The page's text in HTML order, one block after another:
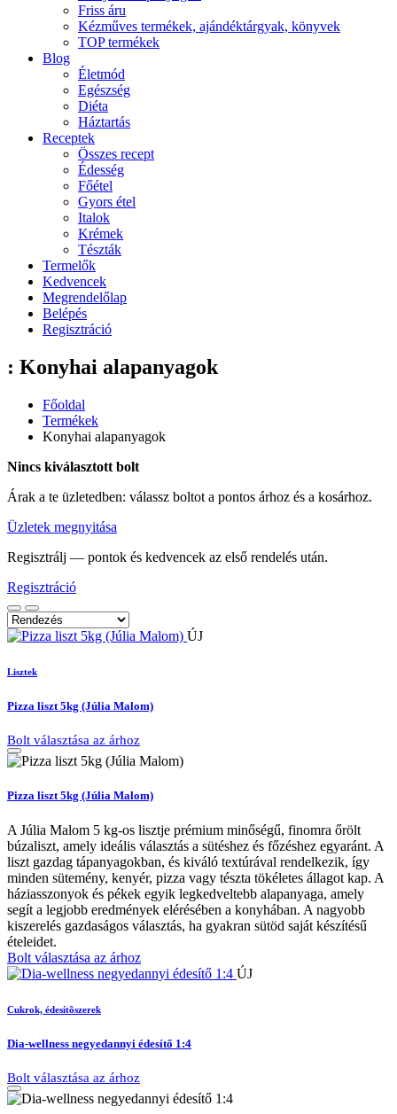
Friss áru
Kézműves termékek, ajándéktárgyak, könyvek
TOP termékek
Blog
Életmód
Egészség
Diéta
Háztartás
Receptek
Összes recept
Édesség
Főétel
Gyors étel
Italok
Krémek
Tészták
Termelők
Kedvencek
Megrendelőlap
Belépés
Regisztráció
: Konyhai alapanyagok
Főoldal
Termékek
Konyhai alapanyagok
Nincs kiválasztott bolt
Árak a te üzletedben: válassz boltot a pontos árhoz és a kosárhoz.
Üzletek megnyitása
Regisztrálj — pontok és kedvencek az első rendelés után.
Regisztráció
ÚJ
Lisztek
Pizza liszt 5kg (Júlia Malom)
Bolt választása az árhoz
Pizza liszt 5kg (Júlia Malom)
A Júlia Malom 5 kg-os lisztje prémium minőségű, finomra őrölt
búzaliszt, amely ideális választás a sütéshez és főzéshez egyaránt. A
liszt gazdag tápanyagokban, és kiváló textúrával rendelkezik, így
minden sütemény, kenyér, pizza vagy tészta tökéletes állagot kap. A
háziasszonyok és pékek egyik legkedveltebb alapanyaga, amely
segít a legjobb eredmények elérésében a konyhában. A nagyobb
kiszerelés gazdaságos választás, ha gyakran sütöd saját készítésű
ételeidet.
Bolt választása az árhoz
ÚJ
Cukrok, édesítõszerek
Dia-wellness negyedannyi édesítő 1:4
Bolt választása az árhoz